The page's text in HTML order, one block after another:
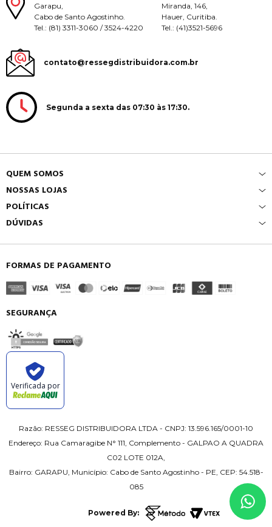
Garapu,
Cabo de Santo Agostinho.
Tel.: (81) 3311-3060 / 3524-4220
Miranda, 146,
Hauer, Curitiba.
Tel.: (41)3521-5696
contato@ressegdistribuidora.com.br
Segunda a sexta das 07:30 às 17:30.
QUEM SOMOS
NOSSAS LOJAS
POLÍTICAS
DÚVIDAS
FORMAS DE PAGAMENTO
SEGURANÇA
Verificada por
Razão: RESSEG DISTRIBUIDORA LTDA - CNPJ: 13.596.165/0001-10
Endereço: Rua Camaragibe N° 111, Complemento - GALPAO A QUADRA
C02 LOTE 012A,
Bairro: GARAPU, Município: Cabo de Santo Agostinho - PE, CEP: 54.518-
085
Powered By: